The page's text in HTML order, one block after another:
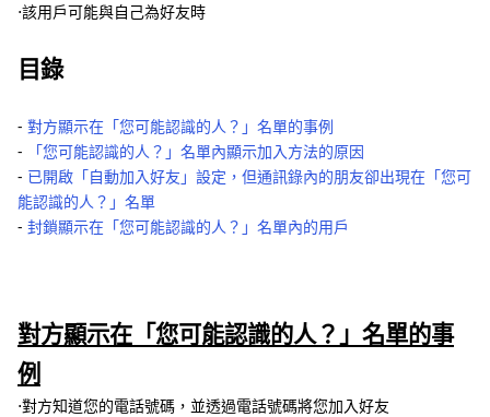
⋅該用戶可能與自己為好友時
目錄
‐ 對方顯示在「您可能認識的人？」名單的事例
‐
「您可能認識的人？」名單內顯示加入方法的原因
‐ 已開啟「自動加入好友」設定，但通訊錄內的朋友卻出現在「您可
能認識的人？」名單
‐ 封鎖顯示在「您可能認識的人？」名單內的用戶
對方顯示在「您可能認識的人？」名單的事
例
⋅對方知道您的電話號碼，並透過電話號碼將您加入好友